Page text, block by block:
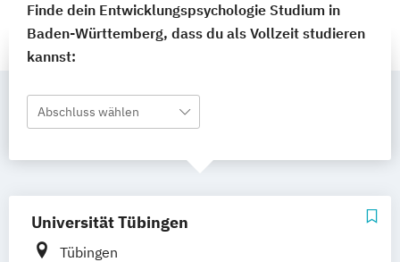
Finde dein Entwicklungspsychologie Studium in
Baden-Württemberg, dass du als Vollzeit studieren
kannst:
Abschluss wählen
Universität Tübingen
Tübingen